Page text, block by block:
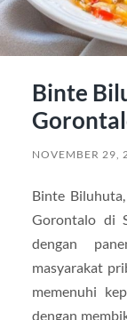
Binte
NOVEMBER 29,
Binte
Gorontalo di
dengan
masyarakat
memenuhi
dengan